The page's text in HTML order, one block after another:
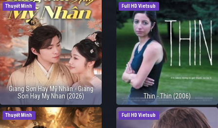
Thuyết Minh
Giang Sơn Hay Mỹ Nhân - Giang
Son Hay My Nhan (2026)
Full HD Vietsub
Thin - Thin (2006)
Thuyết Minh Full HD Vietsub